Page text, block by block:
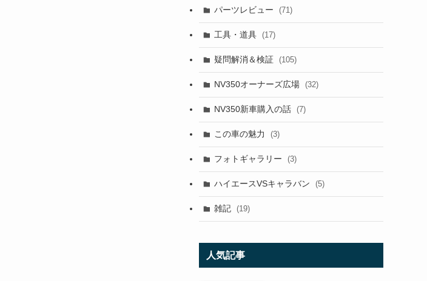
パーツレビュー (71)
工具・道具 (17)
疑問解消＆検証 (105)
NV350オーナーズ広場 (32)
NV350新車購入の話 (7)
この車の魅力 (3)
フォトギャラリー (3)
ハイエースVSキャラバン (5)
雑記 (19)
人気記事